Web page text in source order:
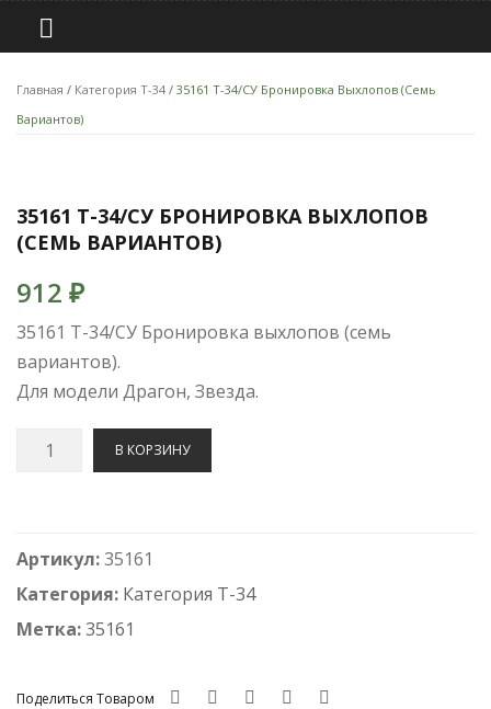
Главная / Категория Т-34 / 35161 T-34/СУ Бронировка Выхлопов (семь
Вариантов)
35161 T-34/СУ БРОНИРОВКА ВЫХЛОПОВ
(СЕМЬ ВАРИАНТОВ)
912 ₽
35161 T-34/СУ Бронировка выхлопов (семь
вариантов).
Для модели Драгон, Звезда.
Количество
СУ
Бронировка
выхлопов
В КОРЗИНУ
Артикул:35161
Категория: Категория Т-34
Метка:35161
Поделиться Товаром